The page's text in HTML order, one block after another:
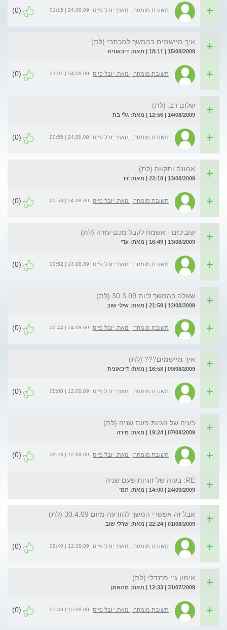
תשובת מומחה | מאת: יובל פייס 24.08.09 | 01:15
(0)
איך מיישמים בהמשך למכתבי (לת)
15/08/2009 | 18:11 | מאת: דיכאונית
תשובת מומחה | מאת: יובל פייס 24.08.09 | 01:01
(0)
שלום רב. (לת)
14/08/2009 | 12:56 | מאת: גלי בת
תשובת מומחה | מאת: יובל פייס 24.08.09 | 00:55
(0)
אמונה ותקווה (לת)
13/08/2009 | 22:18 | מאת: זיו
תשובת מומחה | מאת: יובל פייס 24.08.09 | 00:53
(0)
שובינזם - אשמח לקבל מכם עזרה (לת)
13/08/2009 | 16:49 | מאת: עדי
תשובת מומחה | מאת: יובל פייס 24.08.09 | 00:52
(0)
שאלה בהמשך ליום 30.3.09 (לת)
12/08/2009 | 21:59 | מאת: שילי שוב
תשובת מומחה | מאת: יובל פייס 24.08.09 | 00:44
(0)
איך מיישמים??? (לת)
09/08/2009 | 16:58 | מאת: דיכאונית
תשובת מומחה | מאת: יובל פייס 12.08.09 | 08:08
(0)
בעיה של זוגיות פעם שניה (לת)
07/08/2009 | 19:24 | מאת: מירה
תשובת מומחה | מאת: יובל פייס 12.08.09 | 08:23
(0)
RE: בעיה של זוגיות פעם שניה
24/09/2009 | 14:00 | מאת: תמי
אבל זה אפשרי המשך להודעה מיום 30.4.09 (לת)
01/08/2009 | 22:24 | מאת: שרלי שוב
תשובת מומחה | מאת: יובל פייס 12.08.09 | 08:40
(0)
אימון גיי פרנדלי (לת)
31/07/2009 | 12:33 | מאת: מתאמן
תשובת מומחה | מאת: יובל פייס 12.08.09 | 07:49
(0)